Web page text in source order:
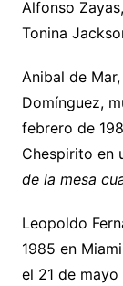
Alfonso
Tonina
Anibal de
Domínguez,
febrero de
Chespirito en
de la mesa
Leopoldo
1985 en
el 21 de mayo